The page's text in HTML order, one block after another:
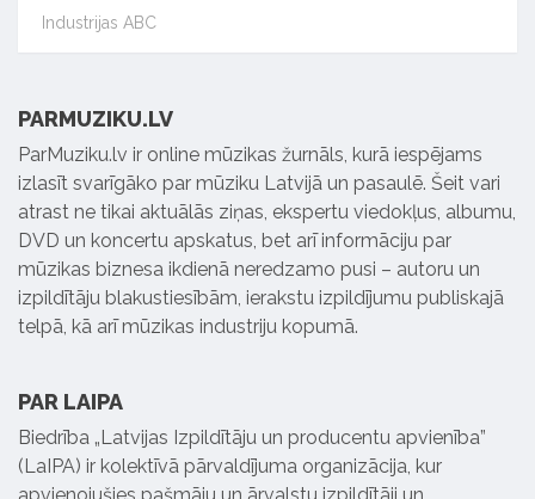
Industrijas ABC
PARMUZIKU.LV
ParMuziku.lv ir online mūzikas žurnāls, kurā iespējams
izlasīt svarīgāko par mūziku Latvijā un pasaulē. Šeit vari
atrast ne tikai aktuālās ziņas, ekspertu viedokļus, albumu,
DVD un koncertu apskatus, bet arī informāciju par
mūzikas biznesa ikdienā neredzamo pusi – autoru un
izpildītāju blakustiesībām, ierakstu izpildījumu publiskajā
telpā, kā arī mūzikas industriju kopumā.
PAR LAIPA
Biedrība „Latvijas Izpildītāju un producentu apvienība”
(LaIPA) ir kolektīvā pārvaldījuma organizācija, kur